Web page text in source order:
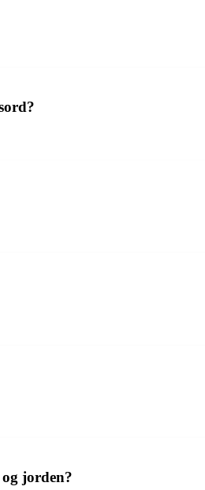
jorden?